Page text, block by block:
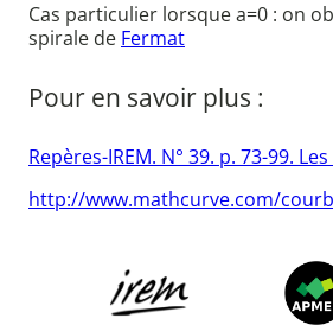
Cas particulier lorsque a=0 : on
spirale de Fermat
Pour en savoir plus :
Repères-IREM. N° 39. p. 73-99.
http://www.mathcurve.com/